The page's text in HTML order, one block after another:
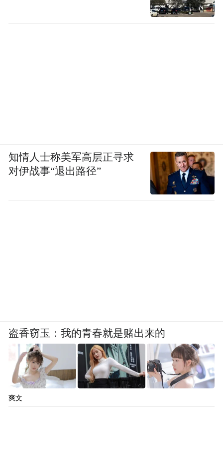
知情人士称美军高层正寻求
对伊战事“退出路径”
盗香窃玉：我的青春就是赌出来的
爽文